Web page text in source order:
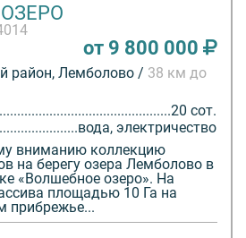
от 9 800 000
район, Лемболово / 38 км до
20 сот.
вода, электричество
вниманию коллекцию
на берегу озера Лемболово в
«Волшебное озеро». На
площадью 10 Га на
прибрежье...